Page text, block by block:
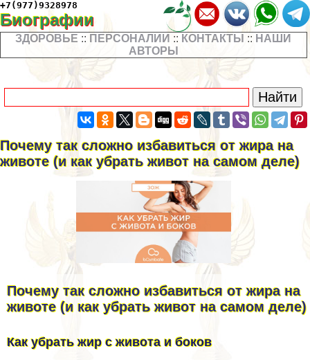
+7(977)9328978
Биографии
ЗДОРОВЬЕ :: ПЕРСОНАЛИИ :: КОНТАКТЫ :: НАШИ
АВТОРЫ
Почему так сложно избавиться от жира на
животе (и как убрать живот на самом деле)
Почему так сложно избавиться от жира на
животе (и как убрать живот на самом деле)
Как убрать жир с живота и боков